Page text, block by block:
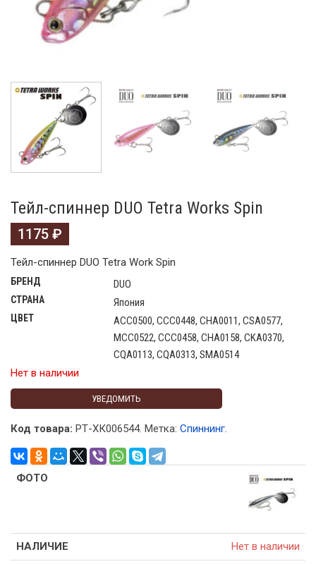
Тейл-спиннер DUO Tetra Works Spin
1175 ₽
Тейл-спиннер DUO Tetra Work Spin
БРЕНД DUO
СТРАНА Япония
ЦВЕТ
ACC0500, CCC0448, CHA0011, CSA0577,
MCC0522, CCC0458, CHA0158, CKA0370,
CQA0113, CQA0313, SMA0514
Нет в наличии
УВЕДОМИТЬ
Код товара: РТ-ХК006544. Метка: Спиннинг.
Нет в наличии